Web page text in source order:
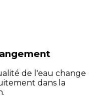
de l'eau change
dans la